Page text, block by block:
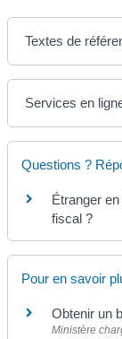
Textes de
Services en
Questions ?
Étranger
fiscal ?
Pour en savoir
Obtenir un
Ministère